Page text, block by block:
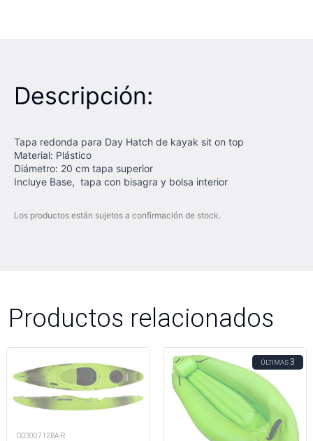
Descripción:
Tapa redonda para Day Hatch de kayak sit on top
Material: Plástico
Diámetro: 20 cm tapa superior
Incluye Base, tapa con bisagra y bolsa interior
Los productos están sujetos a confirmación de stock.
Productos relacionados
OD300712BA-R
ÚLTIMAS3